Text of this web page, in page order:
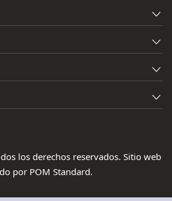
los derechos reservados. Sitio web
por POM Standard.